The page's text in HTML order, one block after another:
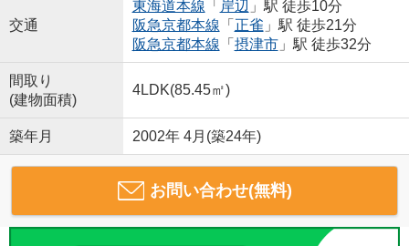
交通
東海道本線 「 岸辺 」駅 徒歩10分
阪急京都本線 「 正雀 」駅 徒歩21分
阪急京都本線 「 摂津市」駅 徒歩32分
間取り
(建物面積)
4LDK(85.45㎡)
築年月 2002年 4月(築24年)
お問い合わせ(無料)